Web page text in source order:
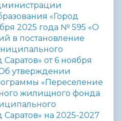
«Город
2025 года № 595 «О
в постановление
от 6 ноября
утверждении
«Переселение
жилищного фонда
Саратов» на 2025-2027